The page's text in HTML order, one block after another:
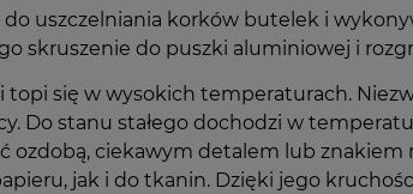
kosztów płatności
uszczelniania korków butelek i
skruszenie do puszki aluminiowej i
topi się w wysokich temperaturach.
Do stanu stałego dochodzi w
ozdobą, ciekawym detalem lub znakiem
jak i do tkanin. Dzięki jego